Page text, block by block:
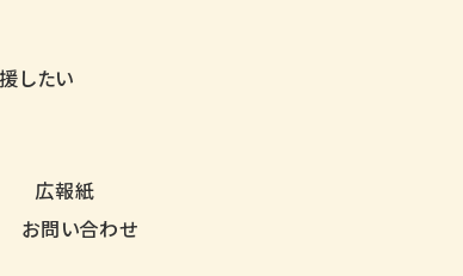
したい
広報紙
お問い合わせ